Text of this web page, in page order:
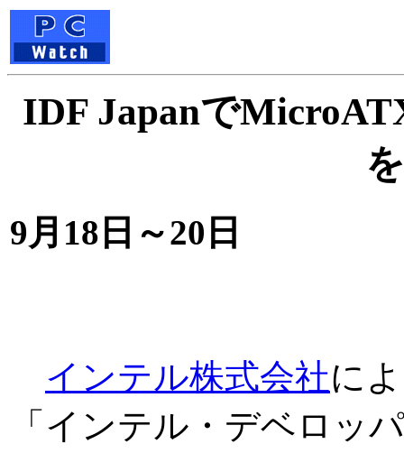
IDF Japanで
9月18日～20日
インテル株式会社に
「インテル・デベロッ